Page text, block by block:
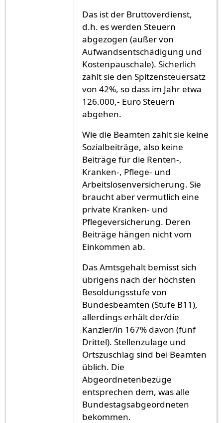
Das ist der Bruttoverdienst,
d.h. es werden Steuern
abgezogen (außer von
Aufwandsentschädigung und
Kostenpauschale). Sicherlich
zahlt sie den Spitzensteuersatz
von 42%, so dass im Jahr etwa
126.000,- Euro Steuern
abgehen.
Wie die Beamten zahlt sie keine
Sozialbeiträge, also keine
Beiträge für die Renten-,
Kranken-, Pflege- und
Arbeitslosenversicherung. Sie
braucht aber vermutlich eine
private Kranken- und
Pflegeversicherung. Deren
Beiträge hängen nicht vom
Einkommen ab.
Das Amtsgehalt bemisst sich
übrigens nach der höchsten
Besoldungsstufe von
Bundesbeamten (Stufe B11),
allerdings erhält der/die
Kanzler/in 167% davon (fünf
Drittel). Stellenzulage und
Ortszuschlag sind bei Beamten
üblich. Die
Abgeordnetenbezüge
entsprechen dem, was alle
Bundestagsabgeordneten
bekommen.